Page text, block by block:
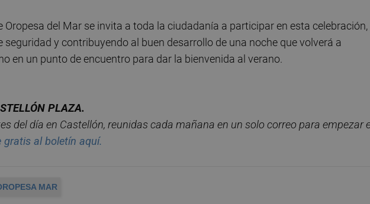
Oropesa del Mar se invita a toda la ciudadanía a participar en esta celebración,
y contribuyendo al buen desarrollo de una noche que volverá a
en un punto de encuentro para dar la bienvenida al verano.
ÓN PLAZA.
del día en Castellón, reunidas cada mañana en un solo correo para empezar
gratis alboletín aquí.
MAR